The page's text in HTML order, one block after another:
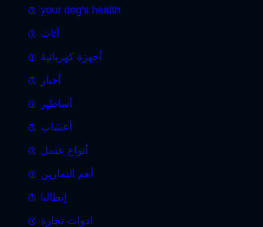
your dog's health
أثاث
أجهزة كهربائية
أخبار
أساطير
أعشاب
أنواع عسل
أهم التمارين
إيطاليا
ادوات نجارة